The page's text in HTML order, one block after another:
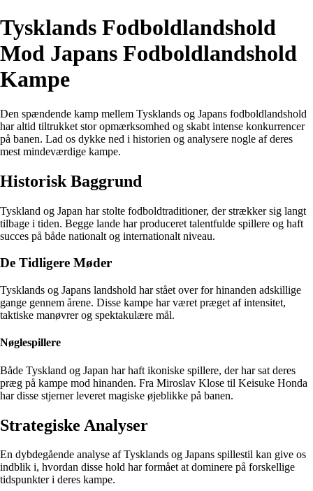
Tysklands Fodboldlandshold
Mod Japans Fodboldlandshold
Kampe
Den spændende kamp mellem Tysklands og Japans fodboldlandshold
har altid tiltrukket stor opmærksomhed og skabt intense konkurrencer
på banen. Lad os dykke ned i historien og analysere nogle af deres
mest mindeværdige kampe.
Historisk Baggrund
Tyskland og Japan har stolte fodboldtraditioner, der strækker sig langt
tilbage i tiden. Begge lande har produceret talentfulde spillere og haft
succes på både nationalt og internationalt niveau.
De Tidligere Møder
Tysklands og Japans landshold har stået over for hinanden adskillige
gange gennem årene. Disse kampe har været præget af intensitet,
taktiske manøvrer og spektakulære mål.
Nøglespillere
Både Tyskland og Japan har haft ikoniske spillere, der har sat deres
præg på kampe mod hinanden. Fra Miroslav Klose til Keisuke Honda
har disse stjerner leveret magiske øjeblikke på banen.
Strategiske Analyser
En dybdegående analyse af Tysklands og Japans spillestil kan give os
indblik i, hvordan disse hold har formået at dominere på forskellige
tidspunkter i deres kampe.